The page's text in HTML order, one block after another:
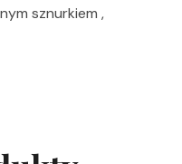
sznurkiem ,